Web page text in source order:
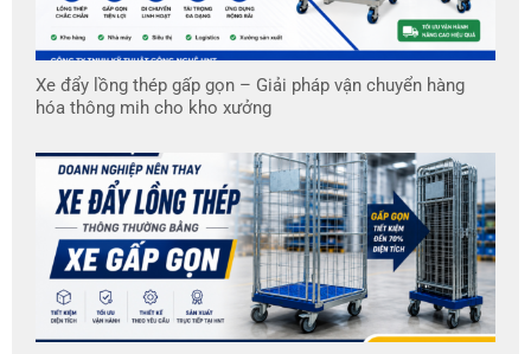
Xe đẩy lồng thép gấp gọn – Giải pháp vận chuyển hàng
hóa thông mih cho kho xưởng